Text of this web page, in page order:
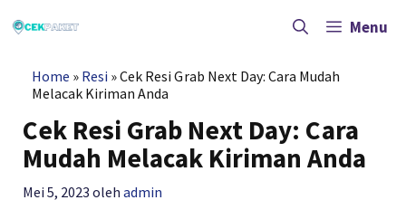
ke
Menu
Home » Resi »Cek Resi Grab Next Day: Cara Mudah
Melacak Kiriman Anda
Cek Resi Grab Next Day: Cara
Mudah Melacak Kiriman Anda
Mei 5, 2023 olehadmin